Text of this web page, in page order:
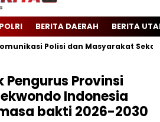
POLRI BERITA DAERAH BERITA
Polisi dan Masyarakat Sekolah
Pengurus Provinsi
Indonesia
bakti 2026-2030